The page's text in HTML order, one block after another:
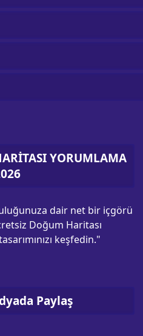
YORUMLAMA
dair net bir içgörü
Doğum Haritası
keşfedin."
Paylaş